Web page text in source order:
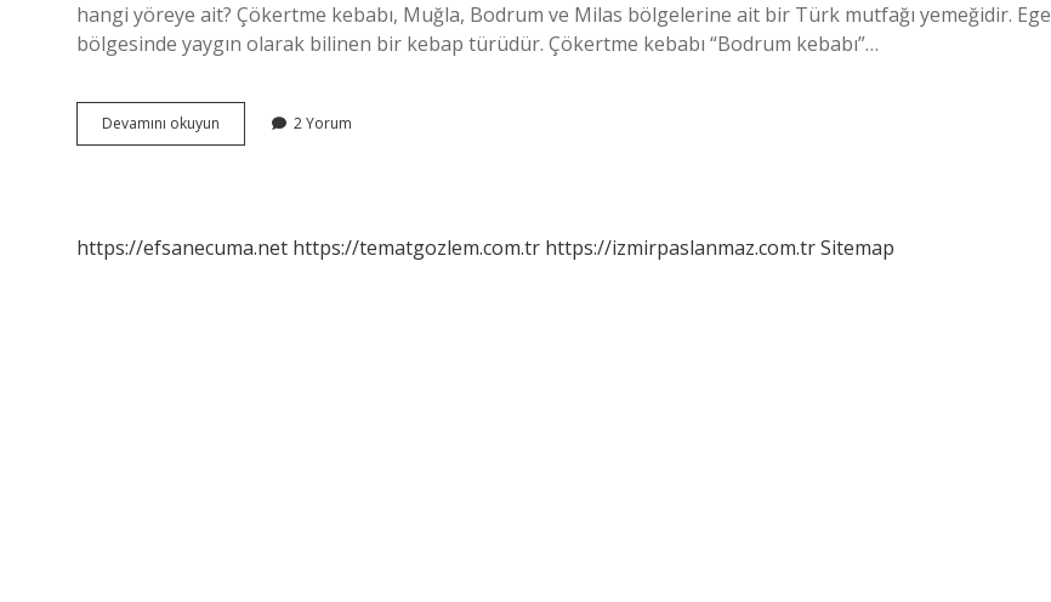
hangi yöreye ait? Çökertme kebabı, Muğla, Bodrum ve Milas bölgelerine ait bir Türk mutfağı yemeğidir. Ege
bölgesinde yaygın olarak bilinen bir kebap türüdür. Çökertme kebabı “Bodrum kebabı”…
Devamını okuyun Çökertme
Kebabı
2 Yorum
https://efsanecuma.net https://tematgozlem.com.tr https://izmirpaslanmaz.com.trSitemap